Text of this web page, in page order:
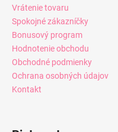
Vrátenie tovaru
Spokojné zákazníčky
Bonusový program
Hodnotenie obchodu
Obchodné podmienky
Ochrana osobných údajov
Kontakt